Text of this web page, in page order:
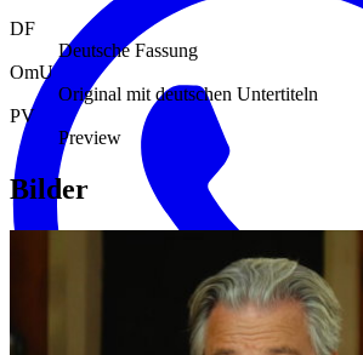
DF
Deutsche Fassung
OmU
Original mit deutschen Untertiteln
PV
Preview
Bilder